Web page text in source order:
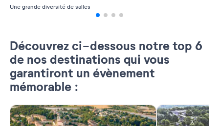
Une grande diversité de salles
Découvrez ci-dessous notre top 6
de nos destinations qui vous
garantiront un évènement
mémorable :